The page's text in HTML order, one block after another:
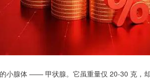
小腺体 —— 甲状腺。它虽重量仅 20-30 克，